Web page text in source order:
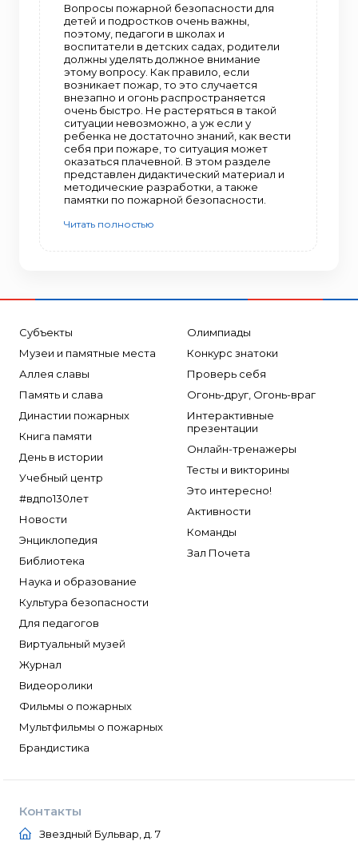
Вопросы пожарной безопасности для
детей и подростков очень важны,
поэтому, педагоги в школах и
воспитатели в детских садах, родители
должны уделять должное внимание
этому вопросу. Как правило, если
возникает пожар, то это случается
внезапно и огонь распространяется
очень быстро. Не растеряться в такой
ситуации невозможно, а уж если у
ребенка не достаточно знаний, как вести
себя при пожаре, то ситуация может
оказаться плачевной. В этом разделе
представлен дидактический материал и
методические разработки, а также
памятки по пожарной безопасности.
Читать полностью
Субъекты
Музеи и памятные места
Аллея славы
Память и слава
Династии пожарных
Книга памяти
День в истории
Учебный центр
#вдпо130лет
Новости
Энциклопедия
Библиотека
Наука и образование
Культура безопасности
Для педагогов
Виртуальный музей
Журнал
Видеоролики
Фильмы о пожарных
Мультфильмы о пожарных
Брандистика
Олимпиады
Конкурс знатоки
Проверь себя
Огонь-друг, Огонь-враг
Интерактивные
презентации
Онлайн-тренажеры
Тесты и викторины
Это интересно!
Активности
Команды
Зал Почета
Контакты
Звездный Бульвар, д. 7